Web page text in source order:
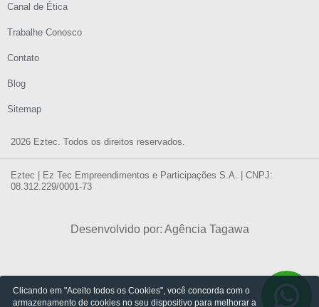
2026 Eztec. Todos os direitos reservados.
Canal de Ética
Trabalhe Conosco
Contato
Blog
Sitemap
Eztec | Ez Tec Empreendimentos e Participações S.A. | CNPJ:
08.312.229/0001-73
Desenvolvido por: Agência Tagawa
Clicando em "Aceito todos os Cookies", você concorda com o
armazenamento de cookies no seu dispositivo para melhorar a